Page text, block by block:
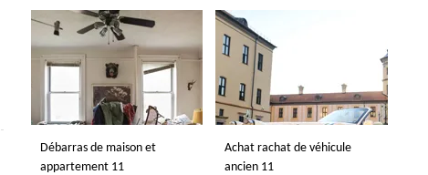
Débarras de maison et
appartement 11
Achat rachat de véhicule
ancien 11